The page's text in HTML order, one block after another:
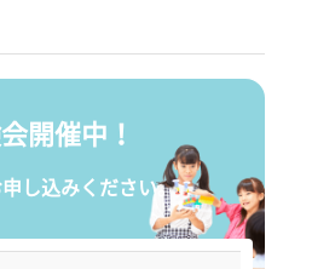
開催中！
し込みください。